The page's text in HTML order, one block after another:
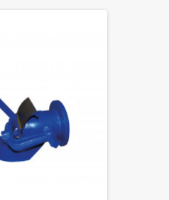
MANILLE TORSE FIL 7 MM Ø